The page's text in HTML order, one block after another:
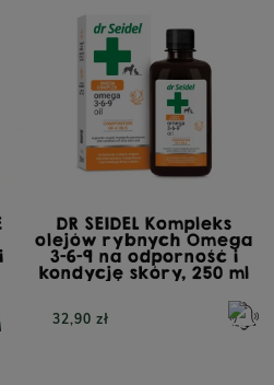
DR SEIDEL Kompleks
olejów rybnych Omega
3-6-9 na odporność i
kondycję skóry, 250 ml
32,90 zł